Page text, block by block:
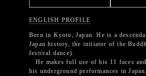
ENGLISH PROFILE
Born in Kyoto, Japan. He is a
Japan history, the initiator of the
festival dance).
He makes full use of his 11 faces
his underground performances in